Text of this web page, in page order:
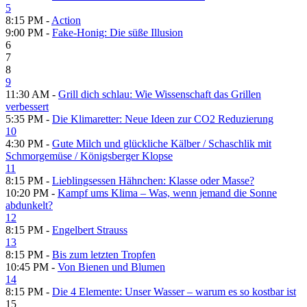
5
8:15 PM - Action
9:00 PM - Fake-Honig: Die süße Illusion
6
7
8
9
11:30 AM - Grill dich schlau: Wie Wissenschaft das Grillen
verbessert
5:35 PM - Die Klimaretter: Neue Ideen zur CO2 Reduzierung
10
4:30 PM - Gute Milch und glückliche Kälber /​ Schaschlik mit
Schmorgemüse /​ Königsberger Klopse
11
8:15 PM - Lieblingsessen Hähnchen: Klasse oder Masse?
10:20 PM - Kampf ums Klima – Was, wenn jemand die Sonne
abdunkelt?
12
8:15 PM - Engelbert Strauss
13
8:15 PM - Bis zum letzten Tropfen
10:45 PM - Von Bienen und Blumen
14
8:15 PM - Die 4 Elemente: Unser Wasser – warum es so kostbar ist
15